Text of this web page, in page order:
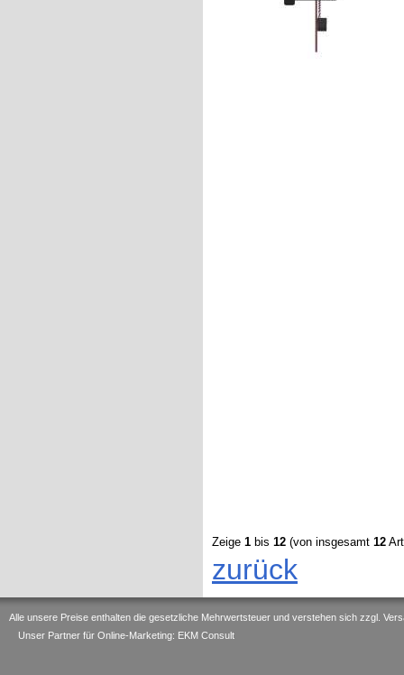
Zeige 1 bis 12 (von insgesamt 12
zurück
Alle unsere Preise enthalten die gesetzliche Mehrwertsteuer und verstehen sich zzgl.
Unser Partner für Online-Marketing: EKM Consult